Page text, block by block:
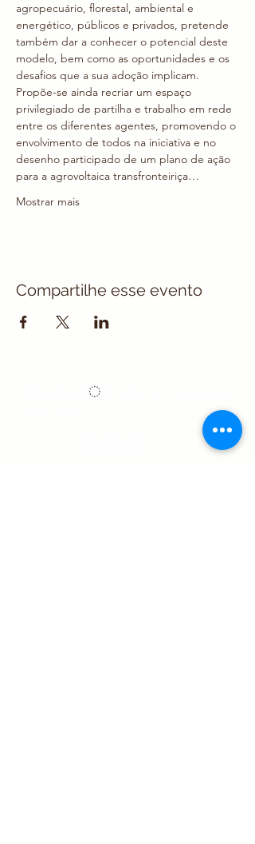
agropecuário, florestal, ambiental e
energético, públicos e privados, pretende
também dar a conhecer o potencial deste
modelo, bem como as oportunidades e os
desafios que a sua adoção implicam.
Propõe-se ainda recriar um espaço
privilegiado de partilha e trabalho em rede
entre os diferentes agentes, promovendo o
envolvimento de todos na iniciativa e no
desenho participado de um plano de ação
para a agrovoltaica transfronteiriça…
Mostrar mais
Compartilhe esse evento